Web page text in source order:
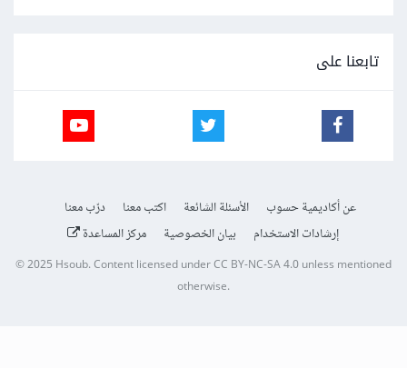
تابعنا على
عن أكاديمية حسوب الأسئلة الشائعة اكتب معنا
درّب معنا
إرشادات الاستخدام
بيان الخصوصية مركز المساعدة
© 2025 Hsoub.Content licensed underCC BY-NC-SA 4.0unless mentioned
otherwise.